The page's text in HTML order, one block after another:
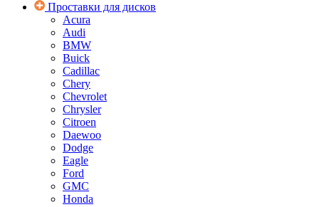
Проставки для дисков
Acura
Audi
BMW
Buick
Cadillac
Chery
Chevrolet
Chrysler
Citroen
Daewoo
Dodge
Eagle
Ford
GMC
Honda